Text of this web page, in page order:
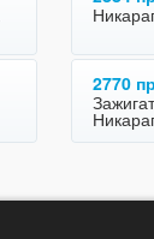
2770